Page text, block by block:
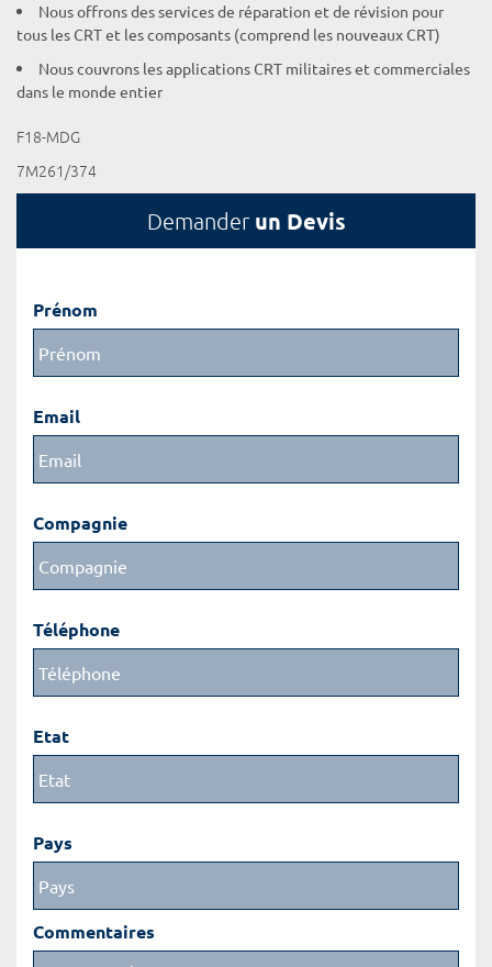
Nous offrons des services de réparation et de révision pour
tous les CRT et les composants (comprend les nouveaux CRT)
Nous couvrons les applications CRT militaires et commerciales
dans le monde entier
F18-MDG
7M261/374
Demander un Devis
Prénom
Email
Compagnie
Téléphone
Etat
Pays
Commentaires